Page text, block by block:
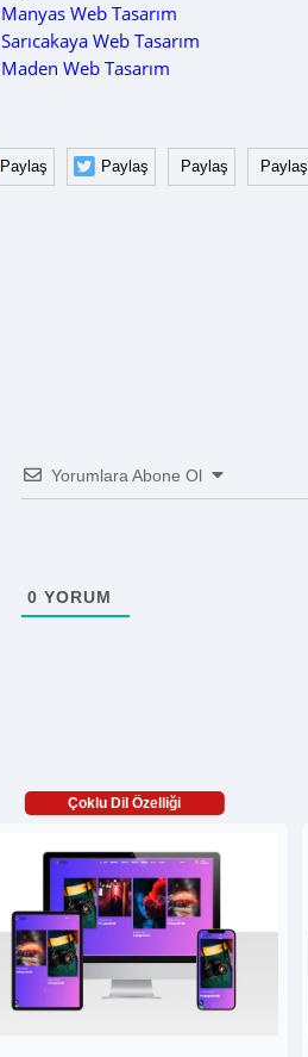
Manyas Web Tasarım
Sarıcakaya Web Tasarım
Maden Web Tasarım
Paylaş Paylaş Paylaş Paylaş
Yorumlara Abone Ol
0 YORUM
Çoklu Dil Özelliği